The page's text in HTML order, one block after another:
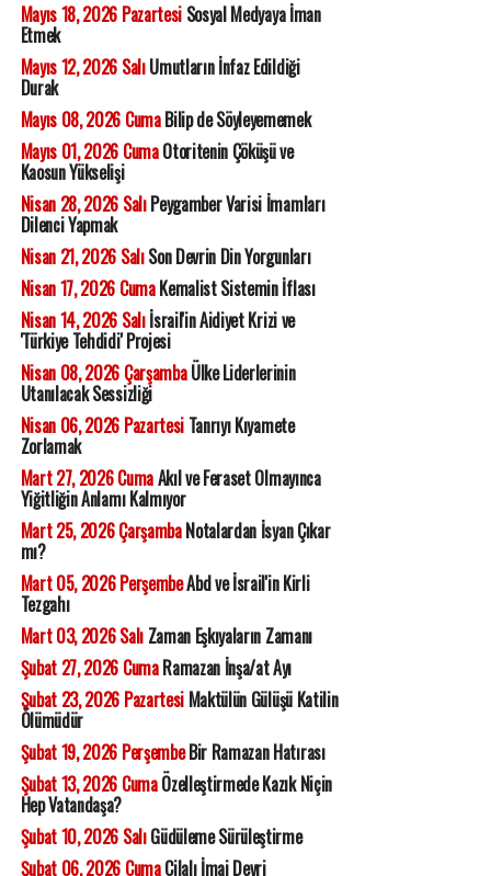
Mayıs 18, 2026 PazartesiSosyal Medyaya İman
Etmek
Mayıs 12, 2026 SalıUmutların İnfaz Edildiği
Durak
Mayıs 08, 2026 CumaBilip de Söyleyememek
Mayıs 01, 2026 CumaOtoritenin Çöküşü ve
Kaosun Yükselişi
Nisan 28, 2026 SalıPeygamber Varisi İmamları
Dilenci Yapmak
Nisan 21, 2026 SalıSon Devrin Din Yorgunları
Nisan 17, 2026 CumaKemalist Sistemin İflası
Nisan 14, 2026 Salıİsrail'in Aidiyet Krizi ve
'Türkiye Tehdidi' Projesi
Nisan 08, 2026 ÇarşambaÜlke Liderlerinin
Utanılacak Sessizliği
Nisan 06, 2026 PazartesiTanrıyı Kıyamete
Zorlamak
Mart 27, 2026 CumaAkıl ve Feraset Olmayınca
Yiğitliğin Anlamı Kalmıyor
Mart 25, 2026 ÇarşambaNotalardan İsyan Çıkar
mı?
Mart 05, 2026 PerşembeAbd ve İsrail'in Kirli
Tezgahı
Mart 03, 2026 SalıZaman Eşkıyaların Zamanı
Şubat 27, 2026 CumaRamazan İnşa/at Ayı
Şubat 23, 2026 PazartesiMaktülün Gülüşü Katilin
Ölümüdür
Şubat 19, 2026 PerşembeBir Ramazan Hatırası
Şubat 13, 2026 CumaÖzelleştirmede Kazık Niçin
Hep Vatandaşa?
Şubat 10, 2026 SalıGüdüleme Sürüleştirme
Şubat 06, 2026 CumaCilalı İmaj Devri